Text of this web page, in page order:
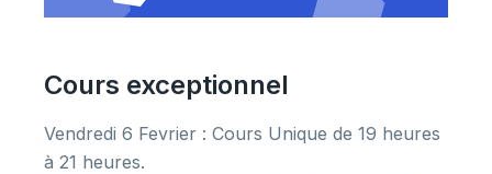
Cours exceptionnel
Vendredi 6 Fevrier : Cours Unique de 19 heures
à 21 heures.